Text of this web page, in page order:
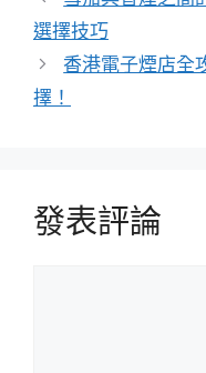
選擇技巧
香港電子煙店全
擇！
發表評論